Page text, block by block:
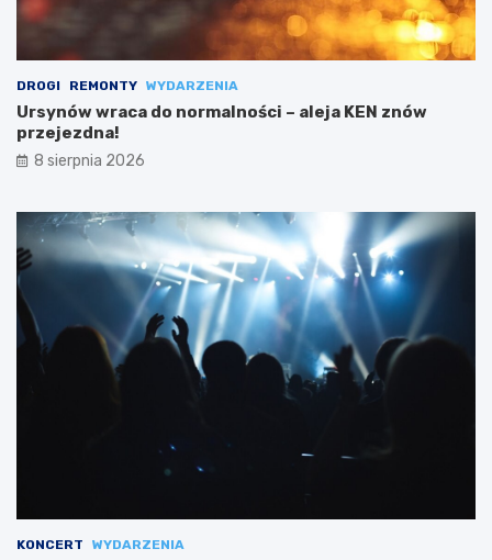
DROGI REMONTY WYDARZENIA
Ursynów wraca do normalności – aleja KEN znów
przejezdna!
8 sierpnia 2026
KONCERT WYDARZENIA